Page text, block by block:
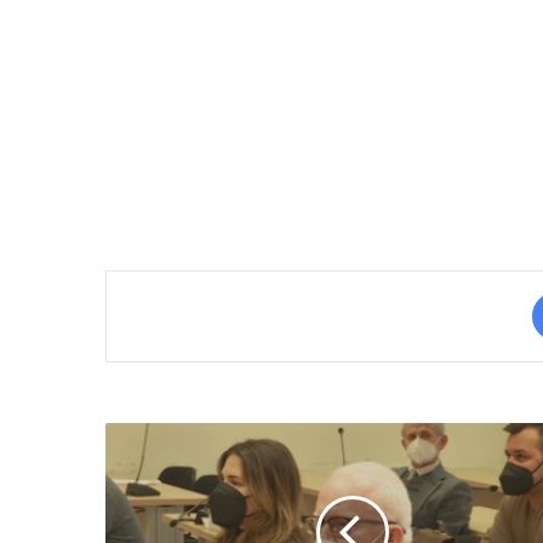
Rashkovski
paralajmëron
proces
gjyqësor
Holivudian